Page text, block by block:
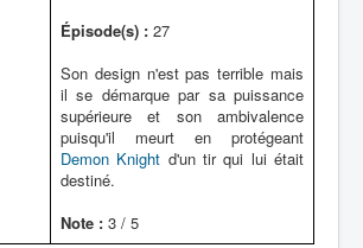
Épisode(s) : 27
Son design n'est pas terrible mais
il se démarque par sa puissance
supérieure et son ambivalence
puisqu'il meurt en protégeant
Demon Knight d'un tir qui lui était
destiné.
Note : 3 / 5